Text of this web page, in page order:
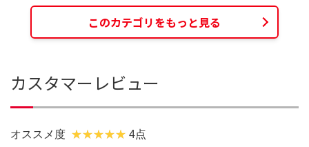
このカテゴリをもっと見る
カスタマーレビュー
オススメ度 4点